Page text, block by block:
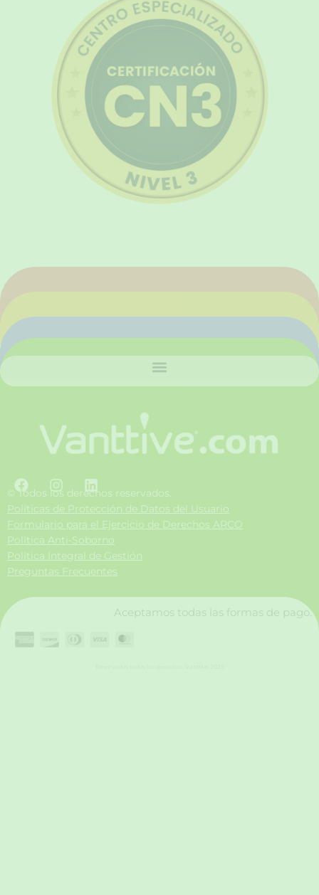
F
a
c
e
b
o
o
k
I
n
s
t
a
g
r
a
L
i
n
k
e
d
i
n
© Todos los derechos reservados.
Políticas de Protección de Datos del Usuario
Formulario para el Ejercicio de Derechos ARCO
Política Anti-Soborno
Política Integral de Gestión
Preguntas Frecuentes
Aceptamos todas las formas de pago.